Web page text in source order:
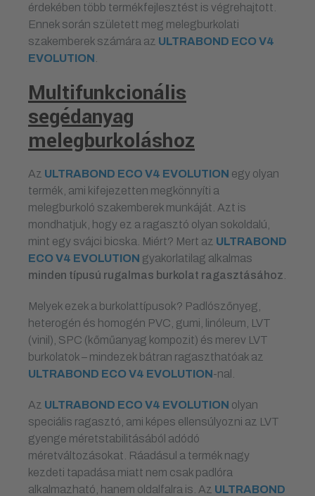
érdekében több termékfejlesztést is végrehajtott.
Ennek során született meg melegburkolati
szakemberek számára az ULTRABOND ECO V4
EVOLUTION
Multifunkcionális
segédanyag
melegburkoláshoz
Az ULTRABOND ECO V4 EVOLUTION egy olyan
termék, ami kifejezetten megkönnyíti a
melegburkoló szakemberek munkáját. Azt is
mondhatjuk, hogy ez a ragasztó olyan sokoldalú,
mint egy svájci bicska. Miért? Mert az ULTRABOND
ECO V4 EVOLUTION gyakorlatilag alkalmas
minden típusú rugalmas burkolat ragasztásához
Melyek ezek a burkolattípusok? Padlószőnyeg,
heterogén és homogén PVC, gumi, linóleum, LVT
(vinil), SPC (kőműanyag kompozit) és merev LVT
burkolatok – mindezek bátran ragaszthatóak az
ULTRABOND ECO V4 EVOLUTION-nal.
Az ULTRABOND ECO V4 EVOLUTION olyan
speciális ragasztó, ami képes ellensúlyozni az LVT
gyenge méretstabilitásából adódó
méretváltozásokat. Ráadásul a termék nagy
kezdeti tapadása miatt nem csak padlóra
alkalmazható, hanem oldalfalra is. Az ULTRABOND